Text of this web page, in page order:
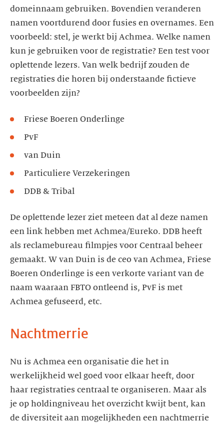
domeinnaam gebruiken. Bovendien veranderen
namen voortdurend door fusies en overnames. Een
voorbeeld: stel, je werkt bij Achmea. Welke namen
kun je gebruiken voor de registratie? Een test voor
oplettende lezers. Van welk bedrijf zouden de
registraties die horen bij onderstaande fictieve
voorbeelden zijn?
Friese Boeren Onderlinge
PvF
van Duin
Particuliere Verzekeringen
DDB & Tribal
De oplettende lezer ziet meteen dat al deze namen
een link hebben met Achmea/Eureko. DDB heeft
als reclamebureau filmpjes voor Centraal beheer
gemaakt. W van Duin is de ceo van Achmea, Friese
Boeren Onderlinge is een verkorte variant van de
naam waaraan FBTO ontleend is, PvF is met
Achmea gefuseerd, etc.
Nachtmerrie
Nu is Achmea een organisatie die het in
werkelijkheid wel goed voor elkaar heeft, door
haar registraties centraal te organiseren. Maar als
je op holdingniveau het overzicht kwijt bent, kan
de diversiteit aan mogelijkheden een nachtmerrie